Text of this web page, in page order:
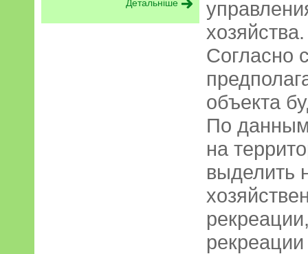
Детальніше
хозяйства.
Согласно
объекта
По
на
выделить